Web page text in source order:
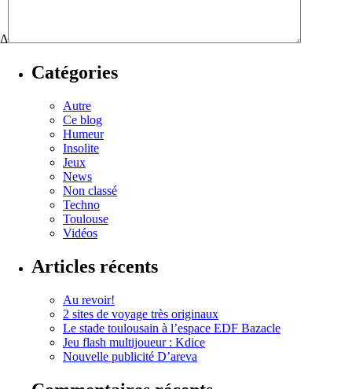
Δ
Catégories
Autre
Ce blog
Humeur
Insolite
Jeux
News
Non classé
Techno
Toulouse
Vidéos
Articles récents
Au revoir!
2 sites de voyage très originaux
Le stade toulousain à l’espace EDF Bazacle
Jeu flash multijoueur : Kdice
Nouvelle publicité D’areva